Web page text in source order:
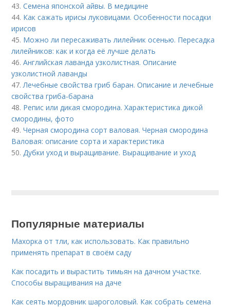
43.Семена японской айвы. В медицине
44. Как сажать ирисы луковицами. Особенности посадки
ирисов
45. Можно ли пересаживать лилейник осенью. Пересадка
лилейников: как и когда её лучше делать
46.Английская лаванда узколистная. Описание
узколистной лаванды
47.Лечебные свойства гриб баран. Описание и лечебные
свойства гриба-барана
48. Репис или дикая смородина. Характеристика дикой
смородины, фото
49.Черная смородина сорт валовая. Черная смородина
Валовая: описание сорта и характеристика
50.Дубки уход и выращивание. Выращивание и уход
Популярные материалы
Махорка от тли, как использовать. Как правильно
применять препарат в своём саду
Как посадить и вырастить тимьян на дачном участке.
Способы выращивания на даче
Как сеять мордовник шароголовый. Как собрать семена